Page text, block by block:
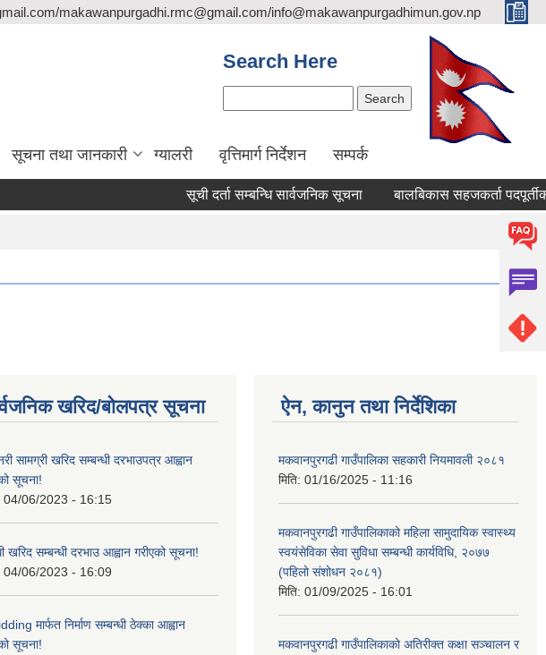
makawanpurgadhi.rmc@gmail.com/info@makawanpurgadhimun.gov.np
Search Here
सूचना तथा जानकारी ग्यालरी वृत्तिमार्ग निर्देशन सम्पर्क
सूची दर्ता सम्बन्धि सार्वजनिक सूचना बालबिकास सहजकर्ता पदपूर्तीका
खरिद/बोलपत्र सूचना
सामग्री खरिद सम्बन्धी दरभाउपत्र आह्वान
सूचना!
04/06/2023 - 16:15
खरिद सम्बन्धी दरभाउ आह्वान गरीएको सूचना!
04/06/2023 - 16:09
मार्फत निर्माण सम्बन्धी ठेक्का आह्वान
सूचना!
ऐन, कानुन तथा निर्देशिका
मकवानपुरगढी गाउँपालिका सहकारी नियमावली २०८१
मिति: 01/16/2025 - 11:16
मकवानपुरगढी गाउँपालिकाको महिला सामुदायिक स्वास्थ्य
स्वयंसेविका सेवा सुविधा सम्बन्धी कार्यविधि, २०७७
(पहिलो संशोधन २०८१)
मिति: 01/09/2025 - 16:01
मकवानपुरगढी गाउँपालिकाको अतिरीक्त कक्षा सञ्चालन र